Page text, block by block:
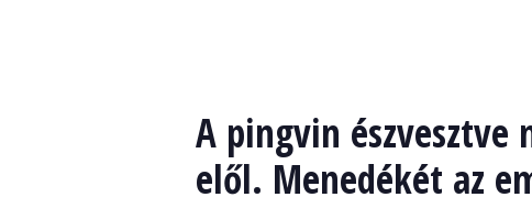
A pingvin
elől. Menedékét az